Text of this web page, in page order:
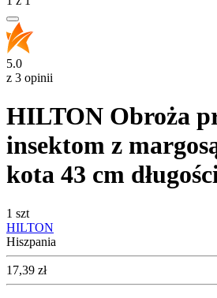
5.0
z 3 opinii
HILTON Obroża
insektom z
kota 43 cm
1 szt
HILTON
Hiszpania
Cena
17,39 zł